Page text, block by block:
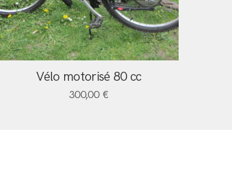
Vélo motorisé 80 cc
300,00 €